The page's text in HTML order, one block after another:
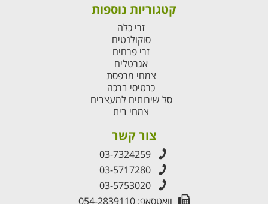
קטגוריות נוספות
זרי כלה
סוקולנטים
זרי פרחים
אגרטלים
צמחי מרפסת
כרטיסי ברכה
סל שירותים למעצבים
צמחי בית
צור קשר
03-7324259
03-5717280
03-5753020
וואטסאפ: 054-2839110